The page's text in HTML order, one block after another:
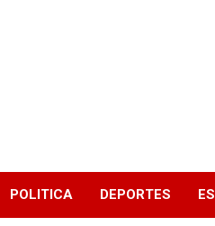
POLITICA DEPORTES